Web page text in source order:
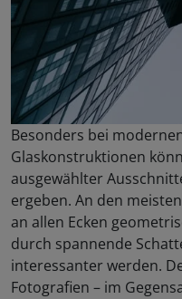
Besonders bei
Glaskonstruktionen
ausgewählter
ergeben. An den
an allen Ecken
durch spannende
interessanter werden.
Fotografien – im